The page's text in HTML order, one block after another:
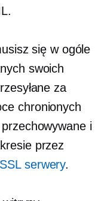
się w ogóle
swoich
za
chronionych
i
przez
serwery.